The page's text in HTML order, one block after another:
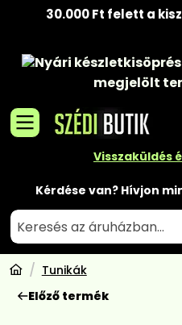
30.000 Ft felett a
Nyári
megjelölt
Visszaküldés
Kérdése van? Hívjon
Tunikák
Előző termék